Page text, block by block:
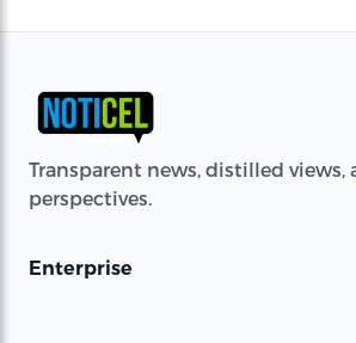
Transparent news, distilled views,
perspectives.
Enterprise